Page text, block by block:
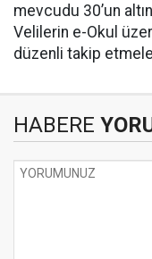
mevcudu 30’un
Velilerin e-Okul
düzenli takip
HABERE